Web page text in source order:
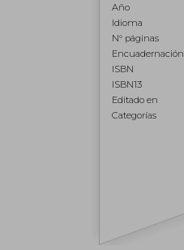
Año
Idioma
N° páginas
Encuadernación
ISBN
ISBN13
Editado en
Categorías